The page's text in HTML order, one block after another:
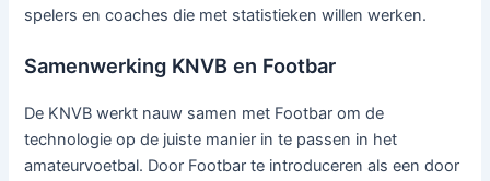
spelers en coaches die met statistieken willen werken.
Samenwerking KNVB en Footbar
De KNVB werkt nauw samen met Footbar om de
technologie op de juiste manier in te passen in het
amateurvoetbal. Door Footbar te introduceren als een door